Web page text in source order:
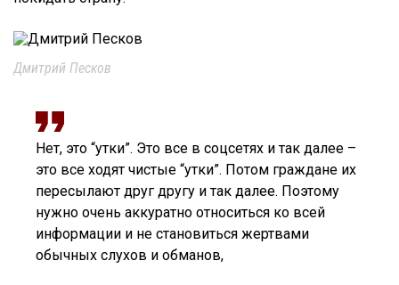
Дмитрий Песков
Нет, это “утки”. Это все в соцсетях и так далее –
это все ходят чистые “утки”. Потом граждане их
пересылают друг другу и так далее. Поэтому
нужно очень аккуратно относиться ко всей
информации и не становиться жертвами
обычных слухов и обманов,